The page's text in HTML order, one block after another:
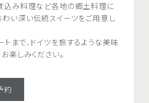
込み料理など各地の郷土料理に
わい深い伝統スイーツをご用意し
まで、ドイツを旅するような美味
楽しみください。
約
ソーセージや煮込み料理な
加え、素朴で味わい深い伝
料理からデザートまで、ドイ
しいひとときをお楽しみくだ